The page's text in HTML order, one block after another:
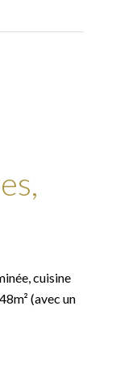
cuisine
(avec un